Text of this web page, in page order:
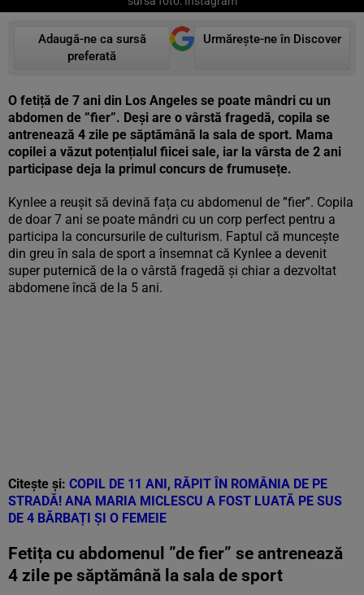
Adaugă-ne ca sursă
preferată
Urmărește-ne în Discover
O fetiță de 7 ani din Los Angeles se poate mândri cu un
abdomen de ”fier”. Deși are o vârstă fragedă, copila se
antrenează 4 zile pe săptămână la sala de sport. Mama
copilei a văzut potențialul fiicei sale, iar la vârsta de 2 ani
participase deja la primul concurs de frumusețe.
Kynlee a reușit să devină fața cu abdomenul de ”fier”. Copila
de doar 7 ani se poate mândri cu un corp perfect pentru a
participa la concursurile de culturism. Faptul că muncește
din greu în sala de sport a însemnat că Kynlee a devenit
super puternică de la o vârstă fragedă și chiar a dezvoltat
abdomene încă de la 5 ani.
Citește și: COPIL DE 11 ANI, RĂPIT ÎN ROMÂNIA DE PE
STRADĂ! ANA MARIA MICLESCU A FOST LUATĂ PE SUS
DE 4 BĂRBAȚI ȘI O FEMEIE
Fetița cu abdomenul ”de fier” se antrenează
4 zile pe săptămână la sala de sport